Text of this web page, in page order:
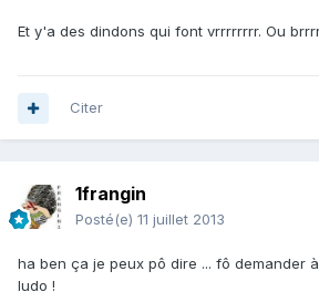
Et y'a des dindons qui font vrrrrrrrr. Ou
Citer
1frangin
Posté(e) 11 juillet 2013
ha ben ça je peux pô dire ... fô demander
ludo !